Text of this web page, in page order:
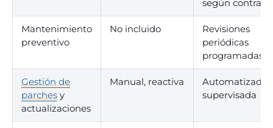
según contrato
Mantenimiento
preventivo
No incluido
Revisiones
periódicas
programadas
Gestión de
parches y
actualizaciones
Manual, reactiva
Automatizada
supervisada